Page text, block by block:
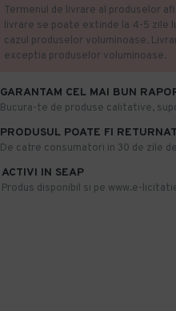
GARANTAM CEL MAI BUN
​Bucura-te de produse calitative,
PRODUSUL POATE FI
De catre consumatori in 30 de zile
ACTIVI IN SEAP
Produs disponibil si pe www.e-
Termenul de livrare al produselor
livrare se poate extinde la 4-5 zile
cazul produselor voluminoase.
exceptia produselor voluminoase.